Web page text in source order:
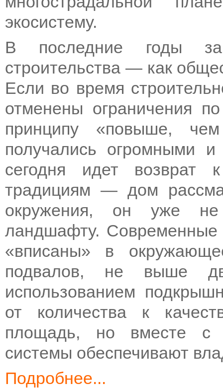
экосистему.
В последние годы
строительства — как
Если во время
отменены ограничения
принципу «повыше,
получались огромными
сегодня идет возврат
традициям — дом
окружения, он уже не
ландшафту. Современные
«вписаны» в
подвалов, не выше
использованием
от количества к
площадь, но вместе с
системы обеспечивают
Подробнее...